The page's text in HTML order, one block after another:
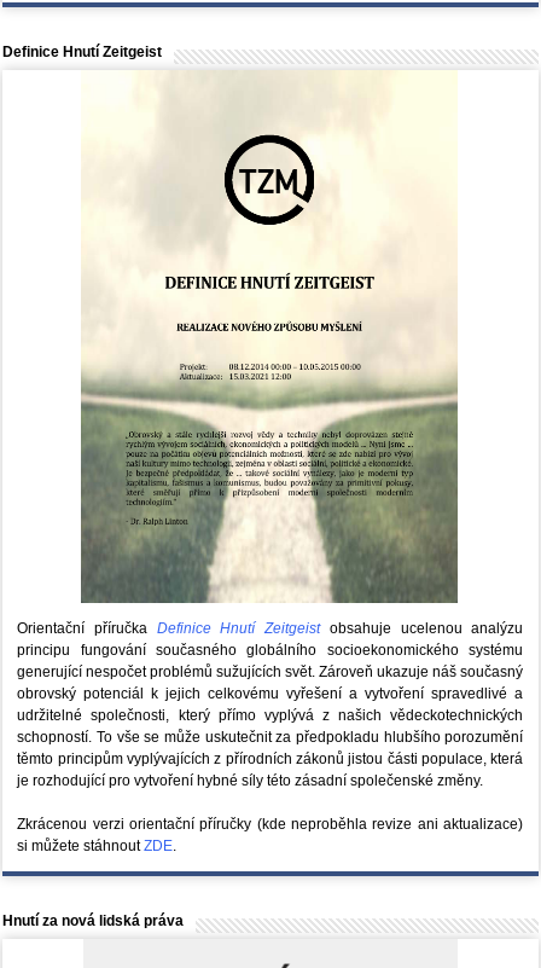
Definice Hnutí Zeitgeist
Orientační příručka Definice Hnutí Zeitgeistobsahuje ucelenou analýzu
principu fungování současného globálního socioekonomického systému
generující nespočet problémů sužujících svět. Zároveň ukazuje náš současný
obrovský potenciál k jejich celkovému vyřešení a vytvoření spravedlivé a
udržitelné společnosti, který přímo vyplývá z našich vědeckotechnických
schopností. To vše se může uskutečnit za předpokladu hlubšího porozumění
těmto principům vyplývajících z přírodních zákonů jistou části populace, která
je rozhodující pro vytvoření hybné síly této zásadní společenské změny.
Zkrácenou verzi orientační příručky (kde neproběhla revize ani aktualizace)
si můžete stáhnoutZDE.
Hnutí za nová lidská práva